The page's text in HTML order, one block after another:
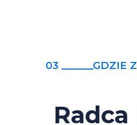
03 ______GDZIE